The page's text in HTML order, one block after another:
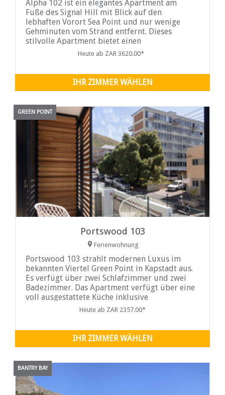
Alpha 102 ist ein elegantes Apartment am
Fuße des Signal Hill mit Blick auf den
lebhaften Vorort Sea Point und nur wenige
Gehminuten vom Strand entfernt. Dieses
stilvolle Apartment bietet einen
atemberaubenden Blick auf das Meer und
Küste. Es bietet Platz für bis zu vier Gäste und
verfügt über
Heute ab ZAR 3620.00*
IHR ZIMMER WÄHLEN
GREEN POINT
Portswood 103
Ferienwohnung
Portswood 103 strahlt modernen Luxus im
bekannten Viertel Green Point in Kapstadt aus.
Es verfügt über zwei Schlafzimmer und zwei
Badezimmer. Das Apartment verfügt über eine
voll ausgestattete Küche inklusive
Waschmaschine. Der Essbereich bietet bequem
Flachbildfernseher und führt auf einen Balkon
mit Gartenmöbeln, wo Sie Ihre Zeit verbringen
Heute ab ZAR 2357.00*
IHR ZIMMER WÄHLEN
BANTRY BAY